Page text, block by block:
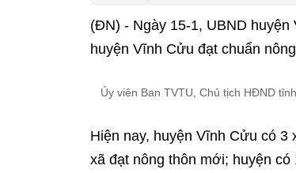
(ĐN) - Ngày 15-1, UBND
huyện Vĩnh Cửu đạt chuẩn
Ủy viên Ban TVTU, Chủ tịch HĐND
Hiện nay, huyện Vĩnh Cửu có 3
xã đạt nông thôn mới; huyện